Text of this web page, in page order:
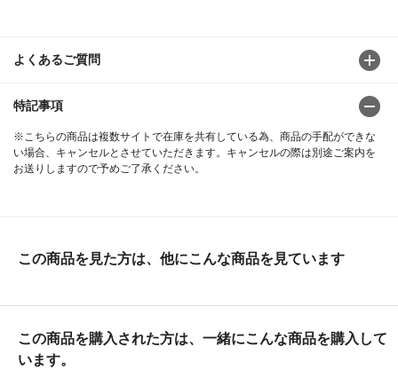
よくあるご質問
特記事項
※こちらの商品は複数サイトで在庫を共有している為、商品の手配ができな
い場合、キャンセルとさせていただきます。キャンセルの際は別途ご案内を
お送りしますので予めご了承ください。
この商品を見た方は、他にこんな商品を見ています
この商品を購入された方は、一緒にこんな商品を購入して
います。